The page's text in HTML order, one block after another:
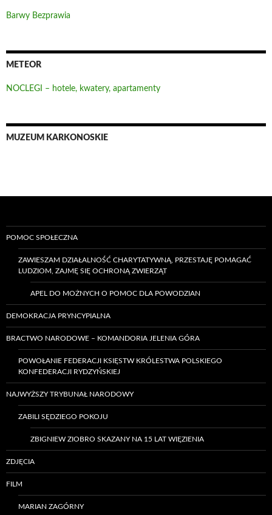
Barwy Bezprawia
METEOR
NOCLEGI – hotele, kwatery, apartamenty
MUZEUM KARKONOSKIE
POMOC SPOŁECZNA
ZAWIESZAM DZIAŁALNOŚĆ CHARYTATYWNĄ, PRZESTAJĘ POMAGAĆ
LUDZIOM, ZAJMĘ SIĘ OCHRONĄ ZWIERZĄT
APEL DO MOŻNYCH O POMOC DLA POWODZIAN
DEMOKRACJA PRYNCYPIALNA
BRACTWO NARODOWE – KOMANDORIA JELENIA GÓRA
POWOŁANIE FEDERACJI KSIĘSTW KRÓLESTWA POLSKIEGO
KONFEDERACJI RYDZYŃSKIEJ
NAJWYŻSZY TRYBUNAŁ NARODOWY
ZABILI SĘDZIEGO POKOJU
ZBIGNIEW ZIOBRO SKAZANY NA 15 LAT WIĘZIENIA
ZDJĘCIA
FILM
MARIAN ZAGÓRNY